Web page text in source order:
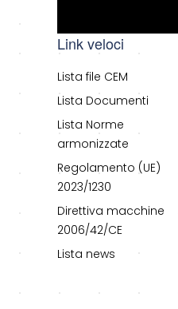
Link veloci
Lista file CEM
Lista Documenti
Lista Norme
armonizzate
Regolamento (UE)
2023/1230
Direttiva macchine
2006/42/CE
Lista news